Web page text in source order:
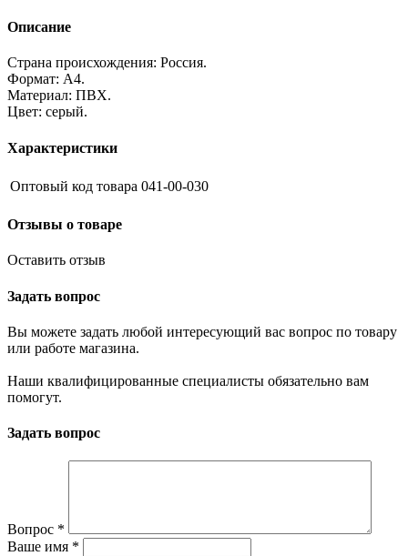
Описание
Страна происхождения: Россия.
Формат: А4.
Материал: ПВХ.
Цвет: серый.
Характеристики
Оптовый код товара 041-00-030
Отзывы о товаре
Оставить отзыв
Задать вопрос
Вы можете задать любой интересующий вас вопрос по товару
или работе магазина.
Наши квалифицированные специалисты обязательно вам
помогут.
Задать вопрос
Вопрос *
Ваше имя *